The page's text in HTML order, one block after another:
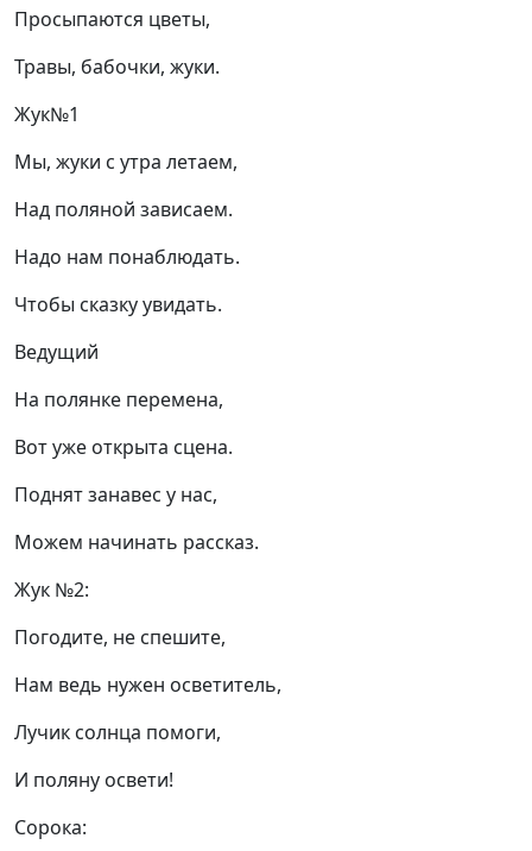
Просыпаются цветы,
Травы, бабочки, жуки.
Жук№1
Мы, жуки с утра летаем,
Над поляной зависаем.
Надо нам понаблюдать.
Чтобы сказку увидать.
Ведущий
На полянке перемена,
Вот уже открыта сцена.
Поднят занавес у нас,
Можем начинать рассказ.
Жук №2:
Погодите, не спешите,
Нам ведь нужен осветитель,
Лучик солнца помоги,
И поляну освети!
Сорока: